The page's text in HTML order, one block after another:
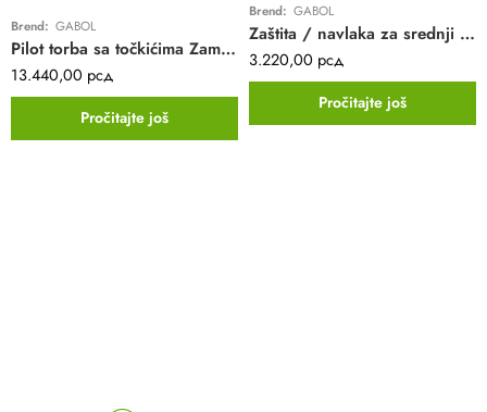
Brend: GABOL
Pilot torba sa točkićima Zambia Gabol | crvena | poliester | 15,6″
13.440,00 рсд
Pročitajte još
Brend: GABOL
Zaštita / navlaka za srednji kofer Gabol | EXP | 52-61 cm
3.220,00 рсд
Pročitajte još